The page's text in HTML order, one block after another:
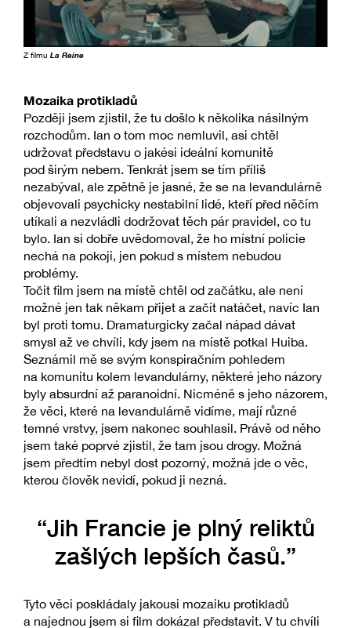
Z filmu La Reine
Mozaika protikladů
Později jsem zjistil, že tu došlo k několika násilným
rozchodům. Ian o tom moc nemluvil, asi chtěl
udržovat představu o jakési ideální komunitě
pod širým nebem. Tenkrát jsem se tím příliš
nezabýval, ale zpětně je jasné, že se na levandulárně
objevovali psychicky nestabilní lidé, kteří před něčím
utíkali a nezvládli dodržovat těch pár pravidel, co tu
bylo. Ian si dobře uvědomoval, že ho místní policie
nechá na pokoji, jen pokud s místem nebudou
problémy.
Točit film jsem na místě chtěl od začátku, ale není
možné jen tak někam přijet a začít natáčet, navíc Ian
byl proti tomu. Dramaturgicky začal nápad dávat
smysl až ve chvíli, kdy jsem na místě potkal Huiba.
Seznámil mě se svým konspiračním pohledem
na komunitu kolem levandulárny, některé jeho názory
byly absurdní až paranoidní. Nicméně s jeho názorem,
že věci, které na levandulárně vidíme, mají různé
temné vrstvy, jsem nakonec souhlasil. Právě od něho
jsem také poprvé zjistil, že tam jsou drogy. Možná
jsem předtím nebyl dost pozorný, možná jde o věc,
kterou člověk nevidí, pokud ji nezná.
“Jih Francie je plný reliktů
zašlých lepších časů.”
Tyto věci poskládaly jakousi mozaiku protikladů
a najednou jsem si film dokázal představit. V tu chvíli